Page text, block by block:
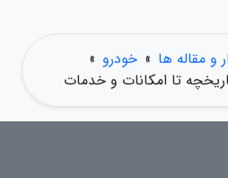
و مقاله ها » خودرو »
تا امکانات و خدمات